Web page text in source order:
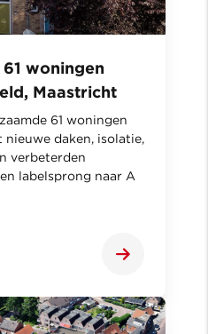
woningen
Maastricht
61 woningen
daken, isolatie,
verbeterden
labelsprong naar A